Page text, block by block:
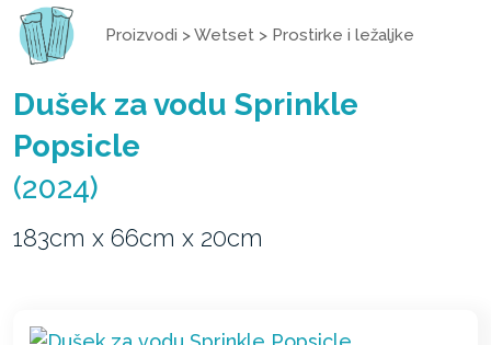
Proizvodi >Wetset > Prostirke i ležaljke
Dušek za vodu Sprinkle
Popsicle
(2024)
183cm x 66cm x 20cm